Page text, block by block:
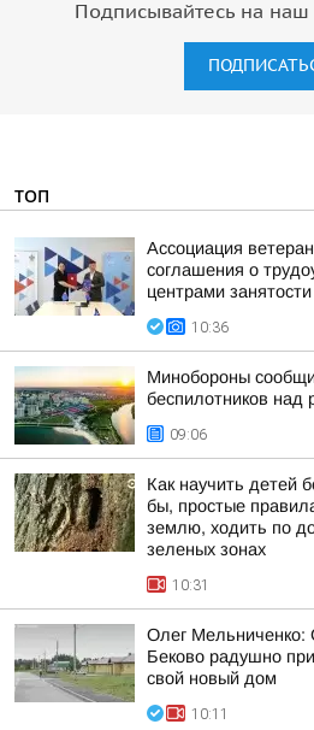
Подписывайтесь на наш
ТОП
Ассоциация
соглашения о
центрами
10:36
Минобороны
беспилотников над
09:06
Как научить детей
бы, простые
землю, ходить по
зеленых зонах
10:31
Олег Мельниченко:
Беково радушно
свой новый дом
10:11